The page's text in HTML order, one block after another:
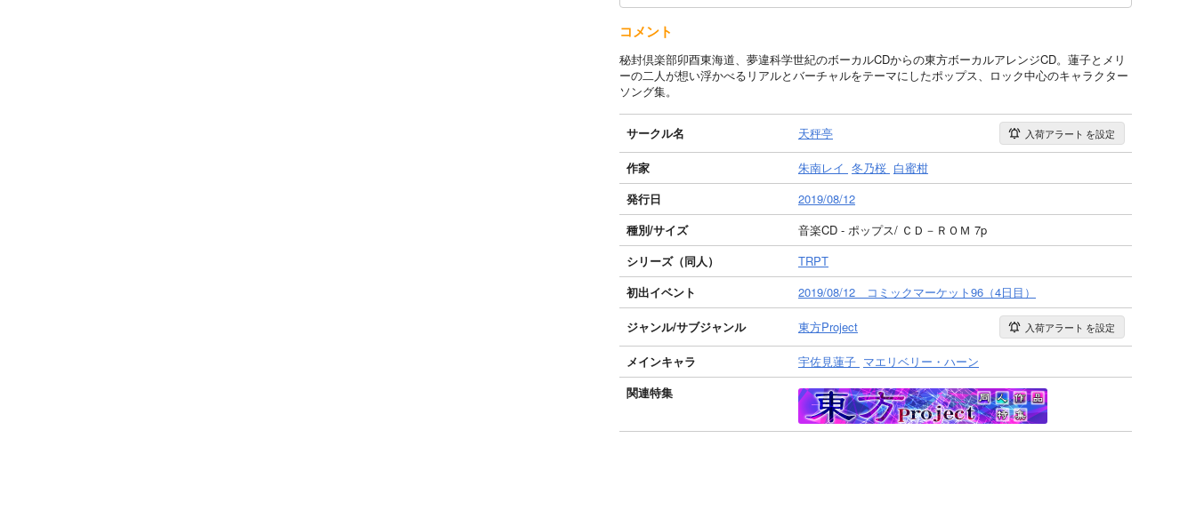
コメント
秘封倶楽部卯酉東海道、夢違科学世紀のボーカルCDからの東方ボーカルアレンジCD。蓮子とメリ
ーの二人が想い浮かべるリアルとバーチャルをテーマにしたポップス、ロック中心のキャラクター
ソング集。
サークル名 天秤亭 入荷アラート を設定
作家 朱南レイ 冬乃桜 白蜜柑
発行日
2019/08/12
種別/サイズ
音楽CD - ポップス/ ＣＤ－ＲＯＭ 7p
シリーズ（同人）
TRPT
初出イベント
2019/08/12 コミックマーケット96（4日目）
ジャンル/サブジャンル 東方Project 入荷アラート を設定
メインキャラ 宇佐見蓮子 マエリベリー・ハーン
関連特集